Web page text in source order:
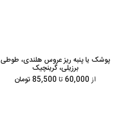
پوشک یا پنبه ریز عروس هلندی، طوطی
برزیلی، گرینچیک
از
تا